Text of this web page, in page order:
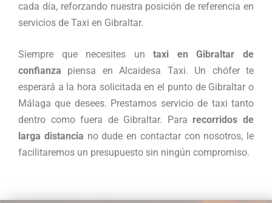
cada día, reforzando nuestra posición de referencia en
servicios de Taxi en Gibraltar.
Siempre que necesites untaxi en Gibraltar de
confianza piensa en Alcaidesa Taxi. Un chófer te
esperará a la hora solicitada en el punto de Gibraltar o
Málaga que desees. Prestamos servicio de taxi tanto
dentro como fuera de Gibraltar. Para recorridos de
larga distancia no dude en contactar con nosotros, le
facilitaremos un presupuesto sin ningún compromiso.